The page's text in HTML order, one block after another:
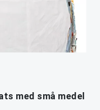
med små medel